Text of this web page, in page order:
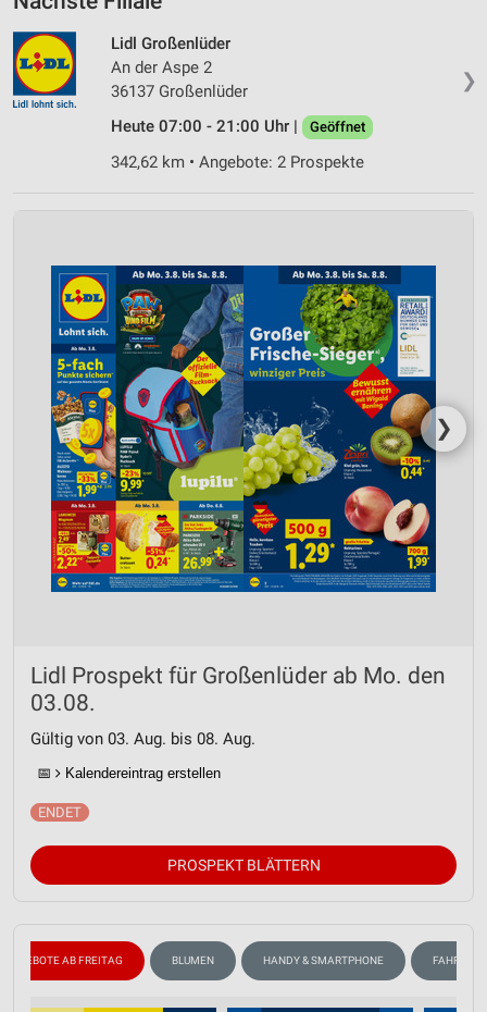
❯
Lidl Großenlüder
An der Aspe 2
36137 Großenlüder
Heute 07:00 - 21:00 Uhr |
Geöffnet
342,62 km • Angebote: 2 Prospekte
❯
Lidl Prospekt für Großenlüder ab Mo. den
03.08.
Gültig von 03. Aug. bis 08. Aug.
📅 Kalendereintrag erstellen
PROSPEKT BLÄTTERN
ANGEBOTE AB FREITAG BLUMEN HANDY & SMARTPHONE FAHRRAD